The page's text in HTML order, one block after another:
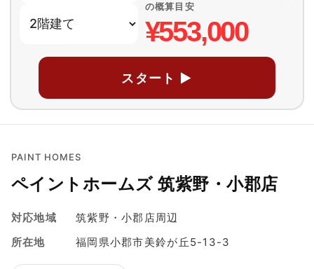
の概算目安
¥553,000
スタート ▶
PAINT HOMES
ペイントホームズ 筑紫野・小郡店
対応地域
筑紫野・小郡店周辺
所在地
福岡県小郡市美鈴が丘5-13-3